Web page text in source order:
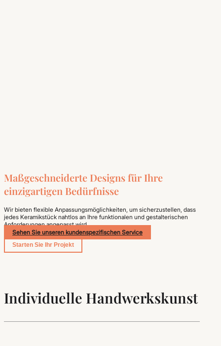
Maßgeschneiderte Designs für Ihre
einzigartigen Bedürfnisse
Wir bieten flexible Anpassungsmöglichkeiten, um sicherzustellen, dass
jedes Keramikstück nahtlos an Ihre funktionalen und gestalterischen
Anforderungen angepasst wird.
Sehen Sie unseren kundenspezifischen Service
Starten Sie Ihr Projekt
Individuelle Handwerkskunst